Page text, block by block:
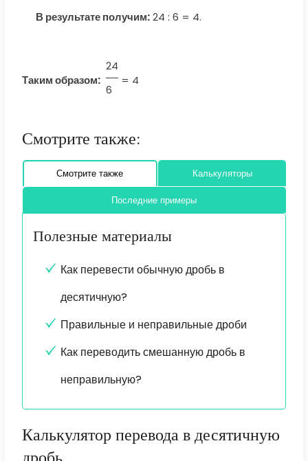
В результате получим:24 : 6 = 4.
Таким образом:
24
6
= 4
Смотрите также:
Смотрите также Калькуляторы
Последние примеры
Полезные материалы
Как перевести обычную дробь в
десятичную?
Правильные и неправильные дроби
Как переводить смешанную дробь в
неправильную?
Калькулятор перевода в десятичную